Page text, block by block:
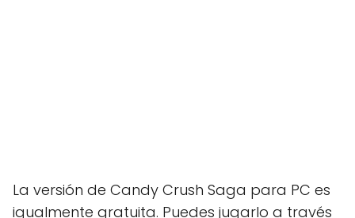
La versión de Candy Crush Saga para PC es
igualmente gratuita. Puedes jugarlo a través